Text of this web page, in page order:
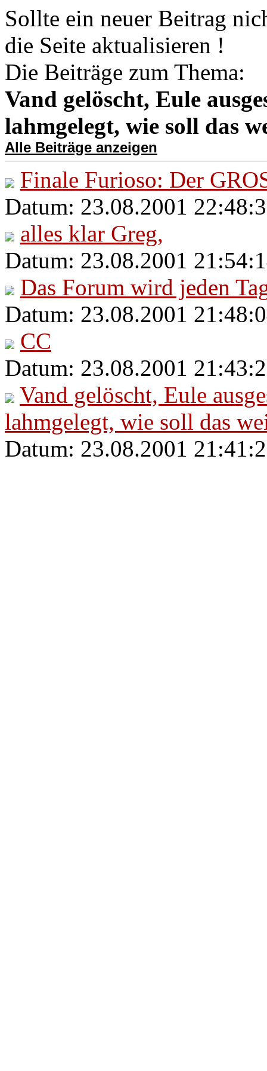
Sollte ein neuer Beitrag
die Seite aktualisieren !
Die Beiträge zum Thema:
Vand gelöscht, Eule
lahmgelegt, wie soll das
Alle Beiträge anzeigen
Finale Furioso: Der
Datum: 23.08.2001
alles klar Greg,
Datum: 23.08.2001
Das Forum wird jeden
Datum: 23.08.2001
CC
Datum: 23.08.2001
Vand gelöscht, Eule
lahmgelegt, wie soll das
Datum: 23.08.2001